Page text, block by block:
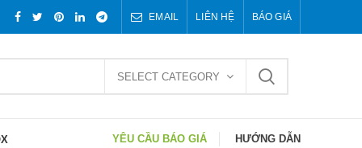
EMAIL LIÊN HỆ BÁO GIÁ
SELECT CATEGORY
YÊU CẦU BÁO GIÁ HƯỚNG DẪN